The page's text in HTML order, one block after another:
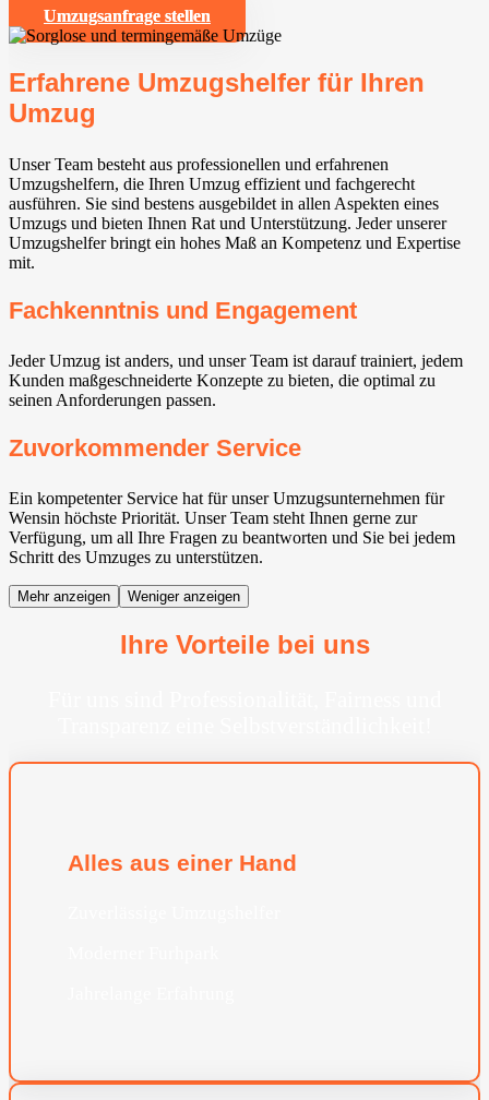
Umzugsanfrage stellen
Erfahrene Umzugshelfer für Ihren
Umzug
Unser Team besteht aus professionellen und erfahrenen
Umzugshelfern, die Ihren Umzug effizient und fachgerecht
ausführen. Sie sind bestens ausgebildet in allen Aspekten eines
Umzugs und bieten Ihnen Rat und Unterstützung. Jeder unserer
Umzugshelfer bringt ein hohes Maß an Kompetenz und Expertise
mit.
Fachkenntnis und Engagement
Jeder Umzug ist anders, und unser Team ist darauf trainiert, jedem
Kunden maßgeschneiderte Konzepte zu bieten, die optimal zu
seinen Anforderungen passen.
Zuvorkommender Service
Ein kompetenter Service hat für unser Umzugsunternehmen für
Wensin höchste Priorität. Unser Team steht Ihnen gerne zur
Verfügung, um all Ihre Fragen zu beantworten und Sie bei jedem
Schritt des Umzuges zu unterstützen.
Mehr anzeigen Weniger anzeigen
Ihre Vorteile bei uns
Alles aus einer Hand